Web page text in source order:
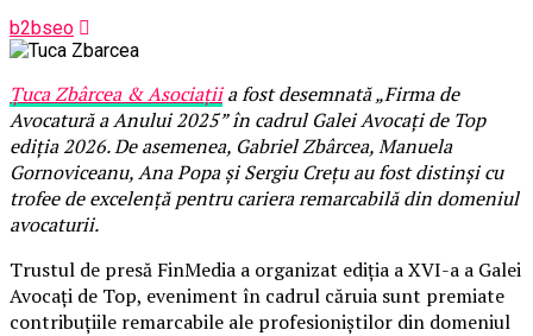
b2bseo
Țuca Zbârcea & Asociațiia fost desemnată „Firma de
Avocatură a Anului 2025” în cadrul Galei Avocați de Top
ediția 2026. De asemenea, Gabriel Zbârcea, Manuela
Gornoviceanu, Ana Popa și Sergiu Crețu au fost distinși cu
trofee de excelență pentru cariera remarcabilă din domeniul
avocaturii.
Trustul de presă FinMedia a organizat ediția a XVI-a a Galei
Avocați de Top, eveniment în cadrul căruia sunt premiate
contribuțiile remarcabile ale profesioniștilor din domeniul